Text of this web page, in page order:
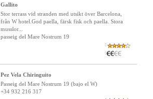
Gallito
Stor terrass vid stranden med utsikt över Barcelona,
från W hotel.God paella, färsk fisk och paella. Stora
musslor...
passeig del Mare Nostrum 19
:
:
Pez Vela Chiringuito
Passeig del Mare Nostrum 19 (bajo el W)
+34 932 216 317